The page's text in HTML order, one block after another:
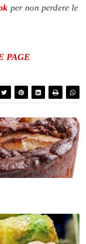
per non perdere le
PAGE